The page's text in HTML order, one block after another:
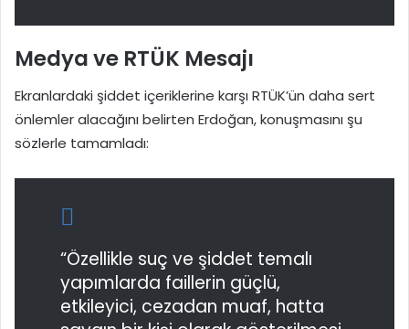
Medya ve RTÜK Mesajı
Ekranlardaki şiddet içeriklerine karşı RTÜK’ün daha sert
önlemler alacağını belirten Erdoğan, konuşmasını şu
sözlerle tamamladı:
“Özellikle suç ve şiddet temalı
yapımlarda faillerin güçlü,
etkileyici, cezadan muaf, hatta